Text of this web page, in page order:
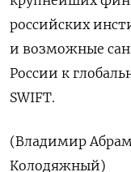
российских
и возможные
России к
SWIFT.
(Владимир
Колодяжный)